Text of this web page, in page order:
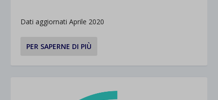
Dati aggiornati Aprile 2020
PER SAPERNE DI PIÙ